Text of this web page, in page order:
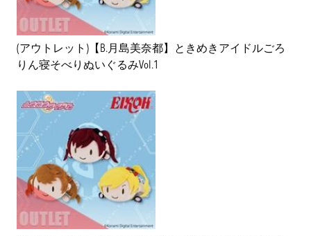
(アウトレット)【B.月島美奈都】ときめきアイドルごろ
りん寝そべりぬいぐるみVol.1